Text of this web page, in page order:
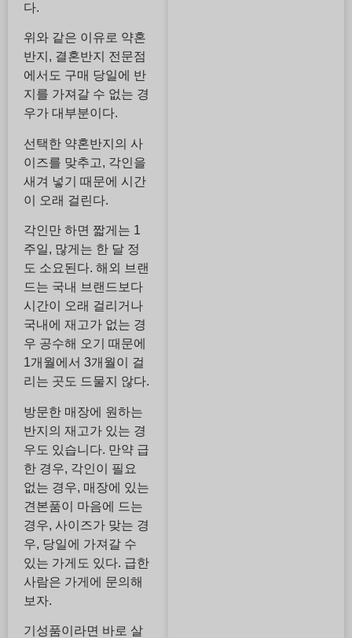
다.
위와 같은 이유로 약혼
반지, 결혼반지 전문점
에서도 구매 당일에 반
지를 가져갈 수 없는 경
우가 대부분이다.
선택한 약혼반지의 사
이즈를 맞추고, 각인을
새겨 넣기 때문에 시간
이 오래 걸린다.
각인만 하면 짧게는 1
주일, 많게는 한 달 정
도 소요된다. 해외 브랜
드는 국내 브랜드보다
시간이 오래 걸리거나
국내에 재고가 없는 경
우 공수해 오기 때문에
1개월에서 3개월이 걸
리는 곳도 드물지 않다.
방문한 매장에 원하는
반지의 재고가 있는 경
우도 있습니다. 만약 급
한 경우, 각인이 필요
없는 경우, 매장에 있는
견본품이 마음에 드는
경우, 사이즈가 맞는 경
우, 당일에 가져갈 수
있는 가게도 있다. 급한
사람은 가게에 문의해
보자.
기성품이라면 바로 살